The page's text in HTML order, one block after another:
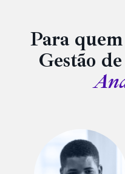
Para
Gestão